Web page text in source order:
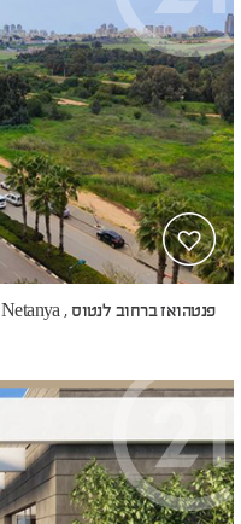
פנטהואז ברחוב לנטוס , Netanya נתניה